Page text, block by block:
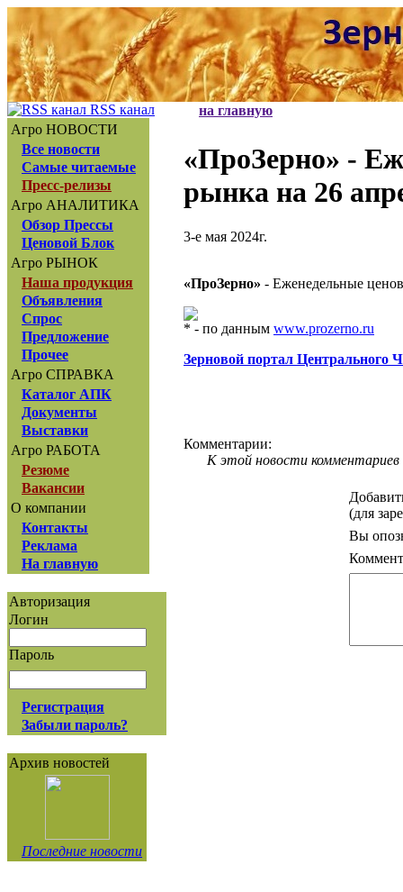
RSS канал
Агро НОВОСТИ
Все новости
Самые читаемые
Пресс-релизы
Агро АНАЛИТИКА
Обзор Прессы
Ценовой Блок
Агро РЫНОК
Наша продукция
Объявления
Спрос
Предложение
Прочее
Агро СПРАВКА
Каталог АПК
Документы
Выставки
Агро РАБОТА
Резюме
Вакансии
О компании
Контакты
Реклама
На главную
Авторизация
Логин
Пароль
Регистрация
Забыли пароль?
Архив новостей
Последние новости
на главную
«ПроЗерно» -
рынка на 26
3-е мая 2024г.
«ПроЗерно» - Еженедельные
* - по данным www.prozerno.ru
Зерновой портал Центрального
Комментарии:
К этой новости комментариев
(для
Вы